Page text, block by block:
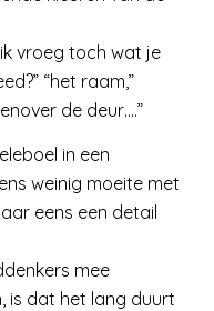
vroeg toch wat je
“het raam,”
de deur….”
in een
weinig moeite met
eens een detail
mee
is dat het lang duurt